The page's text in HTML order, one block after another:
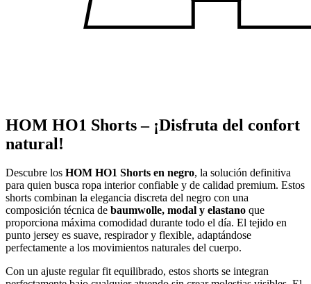
HOM HO1 Shorts – ¡Disfruta del confort
natural!
Descubre los HOM HO1 Shorts en negro, la solución definitiva
para quien busca ropa interior confiable y de calidad premium. Estos
shorts combinan la elegancia discreta del negro con una
composición técnica de baumwolle, modal y elastano que
proporciona máxima comodidad durante todo el día. El tejido en
punto jersey es suave, respirador y flexible, adaptándose
perfectamente a los movimientos naturales del cuerpo.
Con un ajuste regular fit equilibrado, estos shorts se integran